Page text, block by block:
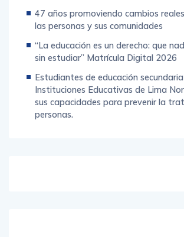
47 años promoviendo cambios
las personas y sus comunidades
“La educación es un derecho: que
sin estudiar” Matrícula Digital 2026
Estudiantes de educación
Instituciones Educativas de Lima
sus capacidades para prevenir la
personas.